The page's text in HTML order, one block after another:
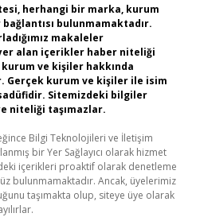
herhangi bir marka, kurum
bulunmamaktadır.
makaleler
alan içerikler haber niteliği
ve kişiler hakkında
Gerçek kurum ve kişiler ile isim
Sitemizdeki bilgiler
niteliği taşımazlar.
Bilgi Teknolojileri ve İletişim
bir Yer Sağlayıcı olarak hizmet
içerikleri proaktif olarak denetleme
bulunmamaktadır. Ancak, üyelerimiz
taşımakta olup, siteye üye olarak